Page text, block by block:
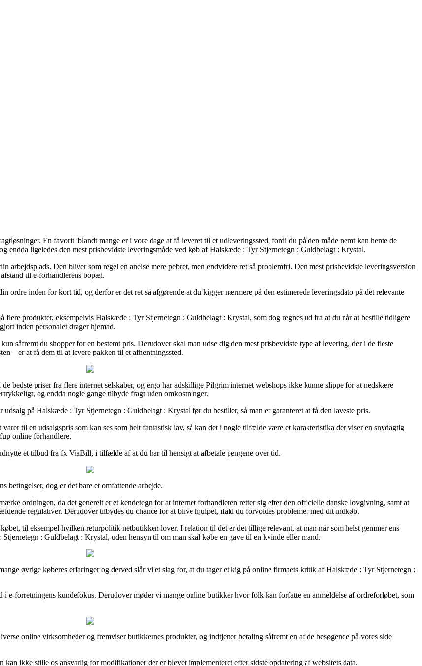
En favorit iblandt mange er i vore dage at få leveret til et udleveringssted, fordi du på den måde nemt kan hente de
endda ligeledes den mest prisbevidste leveringsmåde ved køb af Halskæde : Tyr Stjernetegn : Guldbelagt : Krystal.
arbejdsplads. Den bliver som regel en anelse mere pebret, men endvidere ret så problemfri. Den mest prisbevidste leveringsversion
til e-forhandlerens bopæl.
ordre inden for kort tid, og derfor er det ret så afgørende at du kigger nærmere på den estimerede leveringsdato på det relevante
produkter, eksempelvis Halskæde : Tyr Stjernetegn : Guldbelagt : Krystal, som dog regnes ud fra at du når at bestille tidligere
inden personalet drager hjemad.
såfremt du shopper for en bestemt pris. Derudover skal man udse dig den mest prisbevidste type af levering, der i de fleste
– er at få dem til at levere pakken til et afhentningssted.
bedste priser fra flere internet selskaber, og ergo har adskillige Pilgrim internet webshops ikke kunne slippe for at nedskære
og endda nogle gange tilbyde fragt uden omkostninger.
på Halskæde : Tyr Stjernetegn : Guldbelagt : Krystal før du bestiller, så man er garanteret at få den laveste pris.
til en udsalgspris som kan ses som helt fantastisk lav, så kan det i nogle tilfælde være et karakteristika der viser en snydagtig
online forhandlere.
et tilbud fra fx ViaBill, i tilfælde af at du har til hensigt at afbetale pengene over tid.
dog er det bare et omfattende arbejde.
ordningen, da det generelt er et kendetegn for at internet forhandleren retter sig efter den officielle danske lovgivning, samt at
regulativer. Derudover tilbydes du chance for at blive hjulpet, ifald du forvoldes problemer med dit indkøb.
til eksempel hvilken returpolitik netbutikken lover. I relation til det er det tillige relevant, at man når som helst gemmer ens
: Guldbelagt : Krystal, uden hensyn til om man skal købe en gave til en kvinde eller mand.
øvrige køberes erfaringer og derved slår vi et slag for, at du tager et kig på online firmaets kritik af Halskæde : Tyr Stjernetegn :
forretningens kundefokus. Derudover møder vi mange online butikker hvor folk kan forfatte en anmeldelse af ordreforløbet, som
online virksomheder og fremviser butikkernes produkter, og indtjener betaling såfremt en af de besøgende på vores side
ikke stille os ansvarlig for modifikationer der er blevet implementeret efter sidste opdatering af websitets data.